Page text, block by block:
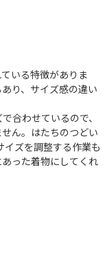
いる特徴がありま
り、サイズ感の違い
合わせているので、
ん。はたちのつどい
イズを調整する作業も
った着物にしてくれ